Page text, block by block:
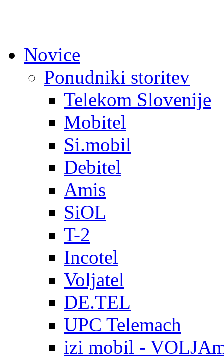
Novice
Ponudniki storitev
Telekom Slovenije
Mobitel
Si.mobil
Debitel
Amis
SiOL
T-2
Incotel
Voljatel
DE.TEL
UPC Telemach
izi mobil -